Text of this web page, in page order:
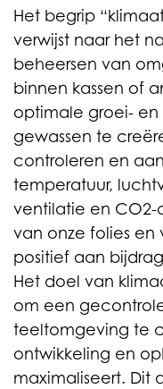
Het begrip
verwijst naar het
beheersen van
binnen kassen of
optimale groei-
gewassen te
controleren en
temperatuur,
ventilatie en
van onze folies en
positief aan
Het doel van
om een
teeltomgeving te
ontwikkeling en
maximaliseert. Dit